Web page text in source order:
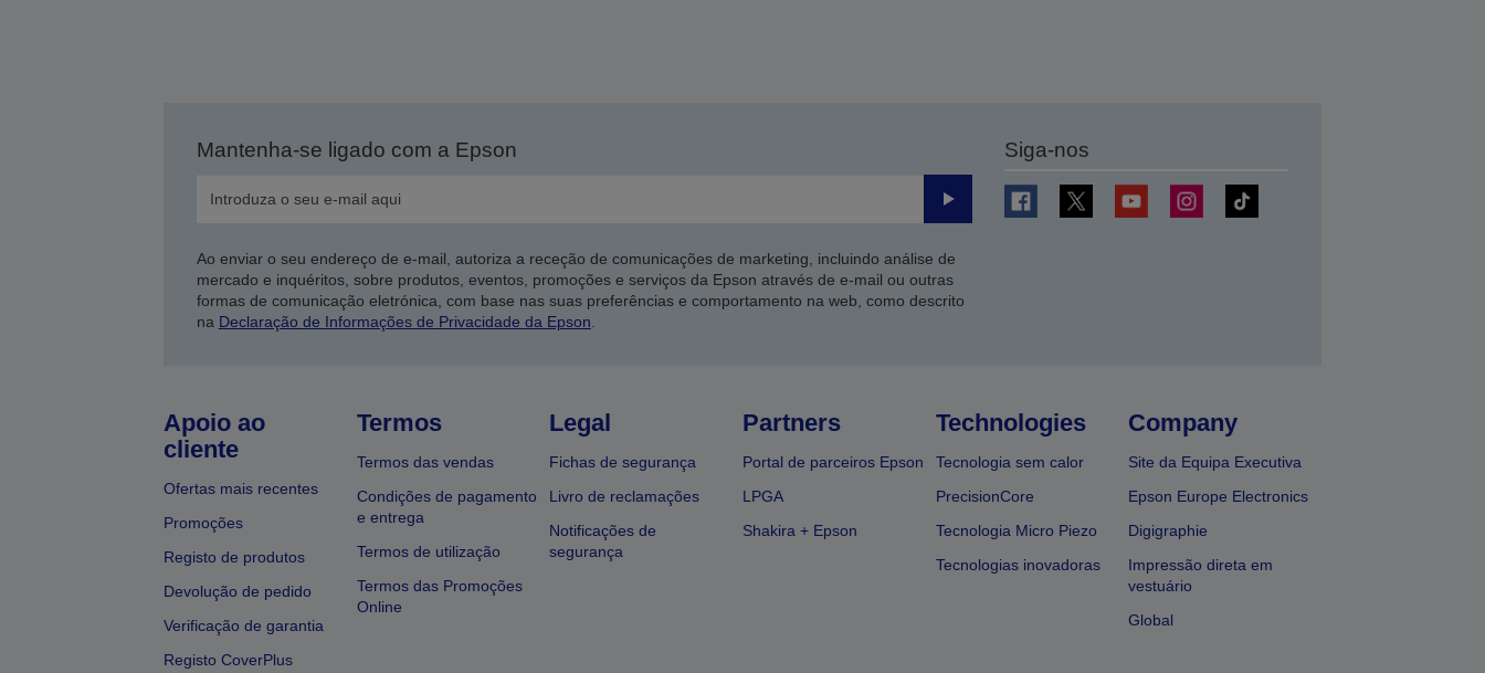
Mantenha-se ligado com a Epson
Enviar
Ao enviar o seu endereço de e-mail, autoriza a receção de comunicações de marketing, incluindo análise de
mercado e inquéritos, sobre produtos, eventos, promoções e serviços da Epson através de e-mail ou outras
formas de comunicação eletrónica, com base nas suas preferências e comportamento na web, como descrito
na Declaração de Informações de Privacidade da Epson
Siga-nos
Apoio ao
cliente
Ofertas mais recentes
Promoções
Registo de produtos
Devolução de pedido
Verificação de garantia
Registo CoverPlus
Termos
Termos das vendas
Condições de pagamento
e entrega
Termos de utilização
Termos das Promoções
Online
Legal
Fichas de segurança
Livro de reclamações
Notificações de
segurança
Partners
Portal de parceiros Epson
LPGA
Shakira + Epson
Technologies
Tecnologia sem calor
PrecisionCore
Tecnologia Micro Piezo
Tecnologias inovadoras
Company
Site da Equipa Executiva
Epson Europe Electronics
Digigraphie
Impressão direta em
vestuário
Global